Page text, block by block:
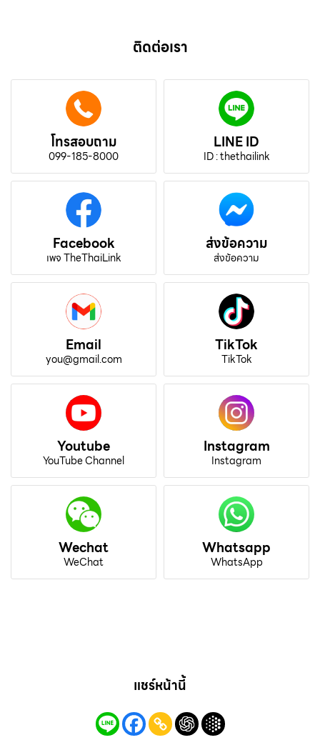
ติดต่อเรา
โทรสอบถาม
099-185-8000
LINE ID
ID : thethailink
Facebook
เพจ TheThaiLink
ส่งข้อความ
ส่งข้อความ
Email
you@gmail.com
TikTok
TikTok
Youtube
YouTube Channel
Instagram
Instagram
Wechat
WeChat
Whatsapp
WhatsApp
แชร์หน้านี้